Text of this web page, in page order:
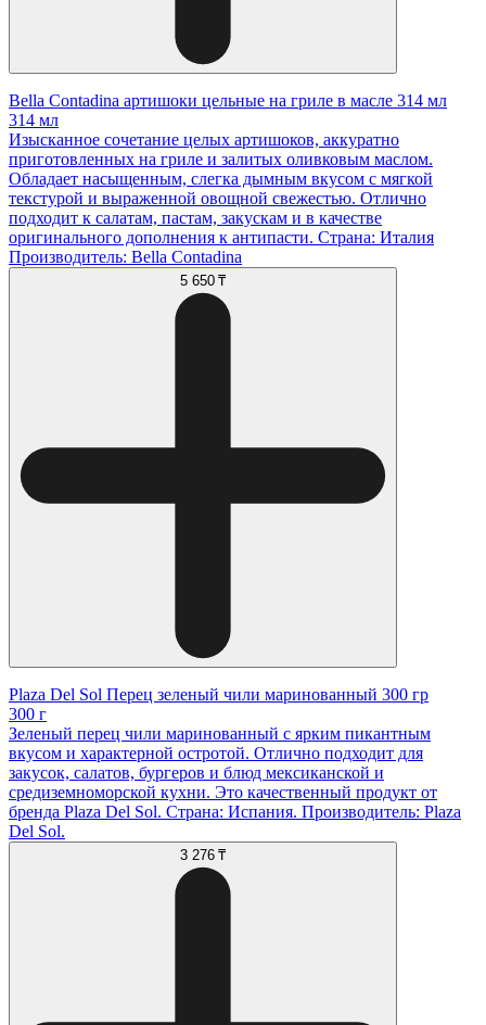
Bella Contadina артишоки цельные на гриле в масле 314 мл
314 мл
Изысканное сочетание целых артишоков, аккуратно
приготовленных на гриле и залитых оливковым маслом.
Обладает насыщенным, слегка дымным вкусом с мягкой
текстурой и выраженной овощной свежестью. Отлично
подходит к салатам, пастам, закускам и в качестве
оригинального дополнения к антипасти. Страна: Италия
Производитель: Bella Contadina
5 650 ₸
Plaza Del Sol Перец зеленый чили маринованный 300 гр
300 г
Зеленый перец чили маринованный с ярким пикантным
вкусом и характерной остротой. Отлично подходит для
закусок, салатов, бургеров и блюд мексиканской и
средиземноморской кухни. Это качественный продукт от
бренда Plaza Del Sol. Страна: Испания. Производитель: Plaza
Del Sol.
3 276 ₸